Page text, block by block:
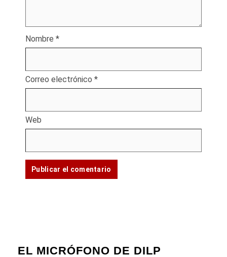
Nombre *
Correo electrónico *
Web
EL MICRÓFONO DE DILP